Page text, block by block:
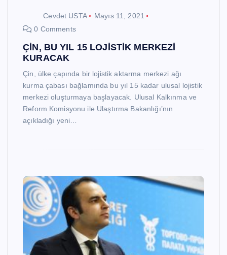
Cevdet USTA
Mayıs 11, 2021
0 Comments
ÇİN, BU YIL 15 LOJİSTİK MERKEZİ
KURACAK
Çin, ülke çapında bir lojistik aktarma merkezi ağı
kurma çabası bağlamında bu yıl 15 kadar ulusal lojistik
merkezi oluşturmaya başlayacak. Ulusal Kalkınma ve
Reform Komisyonu ile Ulaştırma Bakanlığı’nın
açıkladığı yeni…